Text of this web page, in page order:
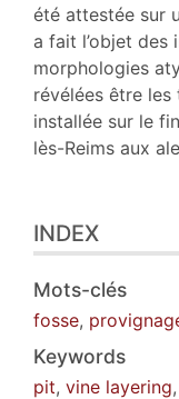
été attestée sur
a fait l’objet des
morphologies
révélées être
installée sur le
lès-Reims aux
INDEX
Mots-clés
fosse,
Keywords
pit, vine layering,